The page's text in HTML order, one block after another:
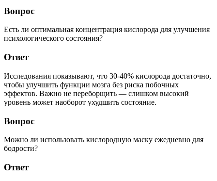
Вопрос
Есть ли оптимальная концентрация кислорода для улучшения
психологического состояния?
Ответ
Исследования показывают, что 30-40% кислорода достаточно,
чтобы улучшить функции мозга без риска побочных
эффектов. Важно не переборщить — слишком высокий
уровень может наоборот ухудшить состояние.
Вопрос
Можно ли использовать кислородную маску ежедневно для
бодрости?
Ответ